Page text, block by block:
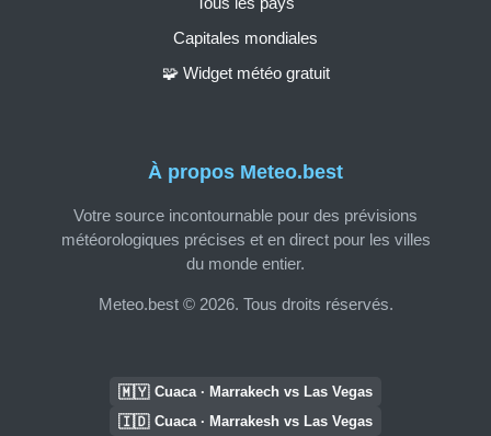
À propos Meteo.best
Votre source incontournable pour des prévisions
météorologiques précises et en direct pour les villes
du monde entier.
Meteo.best © 2026. Tous droits réservés.
Capitales mondiales
🧩 Widget météo gratuit
🇲🇾 Cuaca · Marrakech vs Las Vegas
🇮🇩 Cuaca · Marrakesh vs Las Vegas